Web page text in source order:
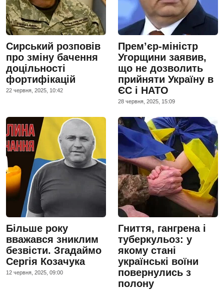
Сирський розповів
про зміну бачення
доцільності
фортифікацій
22 червня, 2025, 10:42
Прем’єр-міністр
Угорщини заявив,
що не дозволить
прийняти Україну в
ЄС і НАТО
28 червня, 2025, 15:09
Більше року
вважався зниклим
безвісти. Згадаймо
Сергія Козачука
12 червня, 2025, 09:00
Гниття, гангрена і
туберкульоз: у
якому стані
українські воїни
повернулись з
полону